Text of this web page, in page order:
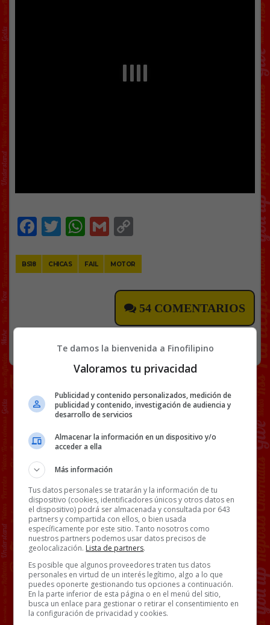
Facebook
Twitter
WhatsApp
Gmail
BS18 CHICAS FAIL MOTOR
54 COMENTARIOS
Te damos la bienvenida a Finofilipino
Valoramos tu privacidad
Publicidad y contenido personalizados, medición de
publicidad y contenido, investigación de audiencia y
desarrollo de servicios
Almacenar la información en un dispositivo y/o
acceder a ella
Más información
Tus datos personales se tratarán y la información de tu
dispositivo (cookies, identificadores únicos y otros datos en
el dispositivo) podrá ser almacenada y consultada por 643
partners y compartida con ellos, o bien usada
específicamente por este sitio. Tanto nosotros como
nuestros partners podemos usar datos precisos de
geolocalización. Lista de partners.
Es posible que algunos proveedores traten tus datos
personales en virtud de un interés legítimo, algo a lo que
puedes oponerte gestionando tus opciones a continuación.
En la parte inferior de esta página o en el menú del sitio,
busca un enlace para gestionar o retirar el consentimiento en
la configuración de privacidad y cookies.